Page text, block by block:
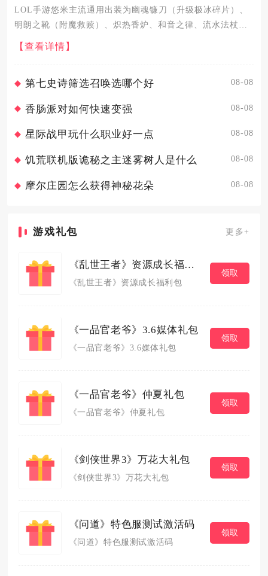
LOL手游悠米主流通用出装为幽魂镰刀（升级极冰碎片）、
明朗之靴（附魔救赎）、炽热香炉、和音之律、流水法杖、
冰晶节杖，搭配艾黎、法力流系带、忠诚、猎人天才符文，
召唤师技能携带治疗加虚弱，这套出装兼顾对线续航、队友
【查看详情】
第七史诗筛选召唤选哪个好 08-08
香肠派对如何快速变强 08-08
星际战甲玩什么职业好一点 08-08
饥荒联机版诡秘之主迷雾树人是什么 08-08
摩尔庄园怎么获得神秘花朵 08-08
游戏礼包 更多+
《乱世王者》资源成长福利包
《乱世王者》资源成长福利包
领取
《一品官老爷》3.6媒体礼包
《一品官老爷》3.6媒体礼包
领取
《一品官老爷》仲夏礼包
《一品官老爷》仲夏礼包
领取
《剑侠世界3》万花大礼包
《剑侠世界3》万花大礼包
领取
《问道》特色服测试激活码
《问道》特色服测试激活码
领取